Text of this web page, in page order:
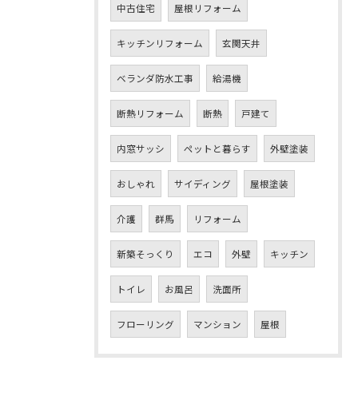
中古住宅 屋根リフォーム
キッチンリフォーム 玄関天井
ベランダ防水工事 給湯機
断熱リフォーム 断熱 戸建て
内窓サッシ ペットと暮らす 外壁塗装
おしゃれ サイディング 屋根塗装
介護 群馬 リフォーム
新築そっくり エコ 外壁 キッチン
トイレ お風呂 洗面所
フローリング マンション 屋根